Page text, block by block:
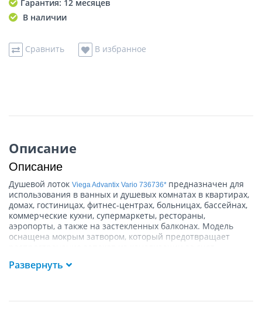
Гарантия: 12 месяцев
В наличии
Сравнить В избранное
Описание
Описание
Душевой лоток Viega Advantix Vario 736736* предназначен для
использования в ванных и душевых комнатах в квартирах,
домах, гостиницах, фитнес-центрах, больницах, бассейнах,
коммерческие кухни, супермаркеты, рестораны,
аэропорты, а также на застекленных балконах. Модель
оснащена мокрым затвором, который предотвращает
В комплект поставки входят комплект регулируемых опор,
Развернуть